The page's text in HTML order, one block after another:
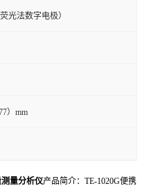
光法数字电极）
）mm
量分析仪产品简介：TE-1020G便携